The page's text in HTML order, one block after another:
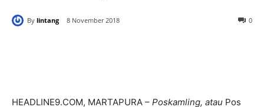
By lintang 8 November 2018 0
HEADLINE9.COM, MARTAPURA – Poskamling, atau Pos